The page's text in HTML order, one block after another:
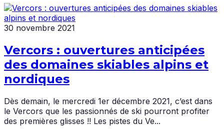
30 novembre 2021
Vercors : ouvertures anticipées
des domaines skiables alpins et
nordiques
Dès demain, le mercredi 1er décembre 2021, c’est dans
le Vercors que les passionnés de ski pourront profiter
des premières glisses !! Les pistes du Ve...